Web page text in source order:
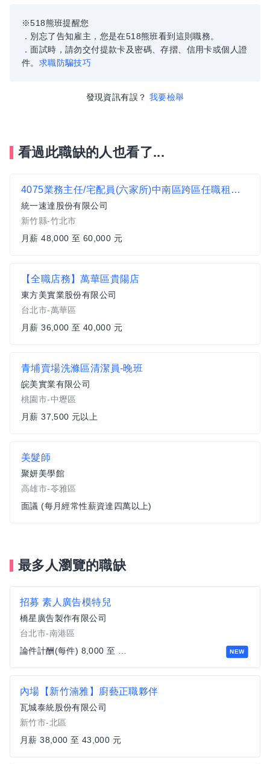
※518熊班提醒您
．別忘了告知雇主，您是在518熊班看到這則職務。
．面試時，請勿交付提款卡及密碼、存摺、信用卡或個人證
件。 求職防騙技巧
發現資訊有誤？ 我要檢舉
看過此職缺的人也看了...
4075業務主任/宅配員(六家所)中南區跨區任職租金補貼
統一速達股份有限公司
新竹縣-竹北市
月薪 48,000 至 60,000 元
【全職店務】萬華區貴陽店
東方美實業股份有限公司
台北市-萬華區
月薪 36,000 至 40,000 元
青埔賣場洗滌區清潔員-晚班
皖美實業有限公司
桃園市-中壢區
月薪 37,500 元以上
美髮師
聚妍美學館
高雄市-苓雅區
面議 (每月經常性薪資達四萬以上)
最多人瀏覽的職缺
NEW
招募 素人廣告模特兒
橋星廣告製作有限公司
台北市-南港區
內場【新竹湳雅】廚藝正職夥伴
瓦城泰統股份有限公司
新竹市-北區
月薪 38,000 至 43,000 元